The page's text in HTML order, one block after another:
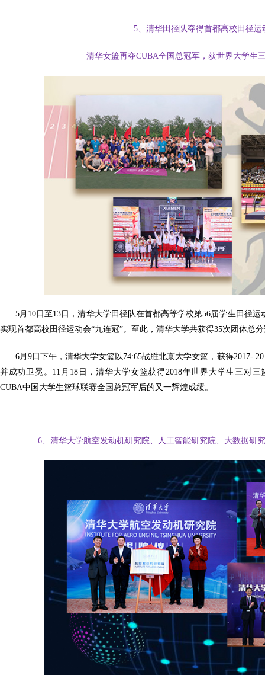
5、清华田径队夺得首都高校田径运
清华女篮再夺CUBA全国总冠军，获世界大学生
5月10日至13日，清华大学田径队在首都高等学校第56届学生田径
实现首都高校田径运动会“九连冠”。至此，清华大学共获得35次团体总
6月9日下午，清华大学女篮以74:65战胜北京大学女篮，获得2017-
并成功卫冕。11月18日，清华大学女篮获得2018年世界大学生三对
CUBA中国大学生篮球联赛全国总冠军后的又一辉煌成绩。
6、清华大学航空发动机研究院、人工智能研究院、大数据研